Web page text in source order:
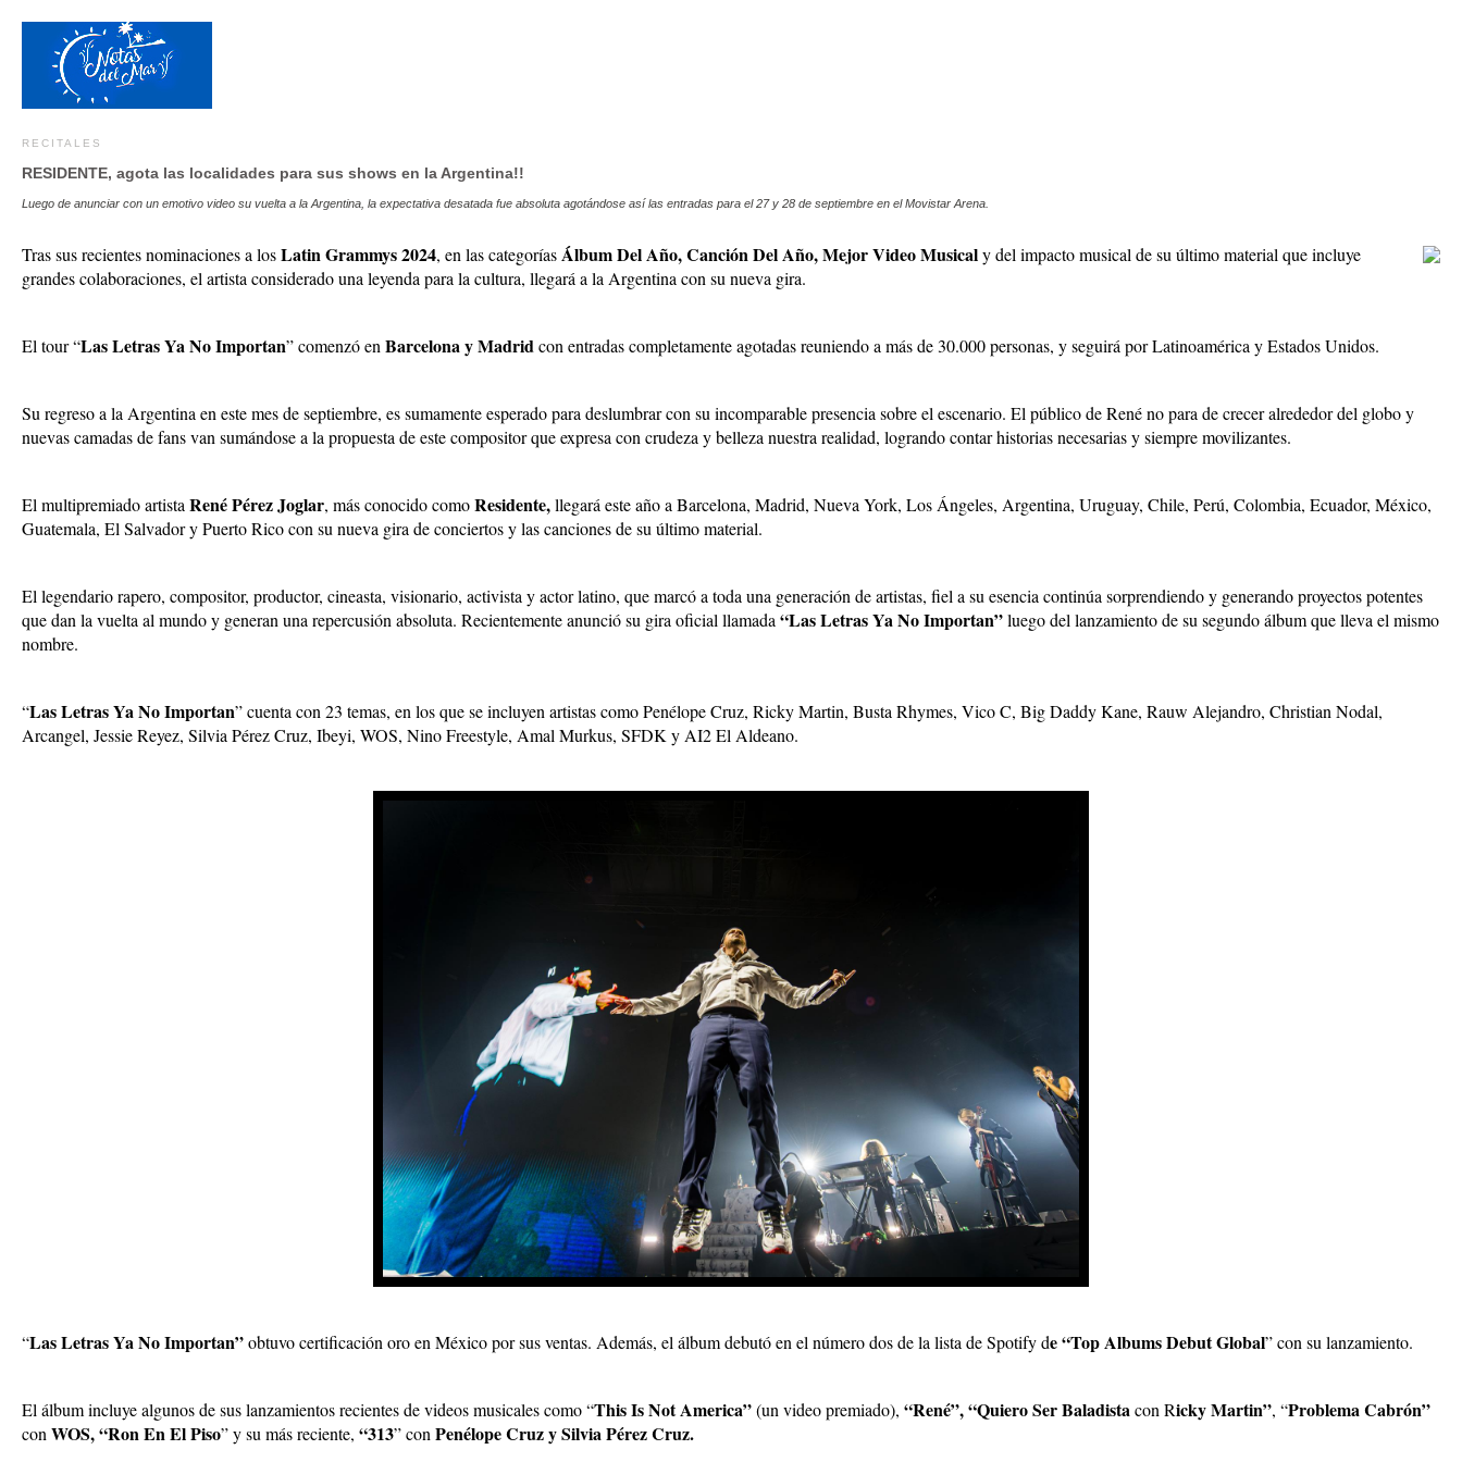
RECITALES
RESIDENTE, agota las localidades para sus shows en la Argentina!!
Luego de anunciar con un emotivo video su vuelta a la Argentina, la expectativa desatada fue absoluta agotándose así las entradas para el 27 y 28 de septiembre en el Movistar Arena.
Tras sus recientes nominaciones a losLatin Grammys 2024, en las categoríasÁlbum Del Año, Canción Del Año, Mejor Video Musicaly del impacto musical de su último material que incluye
grandes colaboraciones, el artista considerado una leyenda para la cultura, llegará a la Argentina con su nueva gira.
El tour “Las Letras Ya No Importan” comenzó en Barcelona y Madridcon entradas completamente agotadas reuniendo a más de 30.000 personas, y seguirá por Latinoamérica y Estados Unidos.
Su regreso a la Argentina en este mes de septiembre, es sumamente esperado para deslumbrar con su incomparable presencia sobre el escenario. El público de René no para de crecer alrededor del globo y
nuevas camadas de fans van sumándose a la propuesta de este compositor que expresa con crudeza y belleza nuestra realidad, logrando contar historias necesarias y siempre movilizantes.
El multipremiado artista René Pérez Joglar, más conocido comoResidente,llegará este año a Barcelona, Madrid, Nueva York, Los Ángeles, Argentina, Uruguay, Chile, Perú, Colombia, Ecuador, México,
Guatemala, El Salvador y Puerto Rico con su nueva gira de conciertos y las canciones de su último material.
El legendario rapero, compositor, productor, cineasta, visionario, activista y actor latino, que marcó a toda una generación de artistas, fiel a su esencia continúa sorprendiendo y generando proyectos potentes
que dan la vuelta al mundo y generan una repercusión absoluta. Recientemente anunció su gira oficial llamada “Las Letras Ya No Importan”luego del lanzamiento de su segundo álbum que lleva el mismo
nombre.
“Las Letras Ya No Importan” cuenta con 23 temas, en los que se incluyen artistas como Penélope Cruz, Ricky Martin, Busta Rhymes, Vico C, Big Daddy Kane, Rauw Alejandro, Christian Nodal,
Arcangel, Jessie Reyez, Silvia Pérez Cruz, Ibeyi, WOS, Nino Freestyle, Amal Murkus, SFDK y AI2 El Aldeano.
“Las Letras Ya No Importan”obtuvo certificación oro en México por sus ventas. Además, el álbum debutó en el número dos de la lista de Spotify de “Top Albums Debut Global” con su lanzamiento.
El álbum incluye algunos de sus lanzamientos recientes de videos musicales como “This Is Not America”(un video premiado), “René”, “Quiero Ser Baladistacon Ricky Martin”, “Problema Cabrón”
con WOS,“Ron En El Piso” y su más reciente, “313” con Penélope Cruz y Silvia Pérez Cruz.